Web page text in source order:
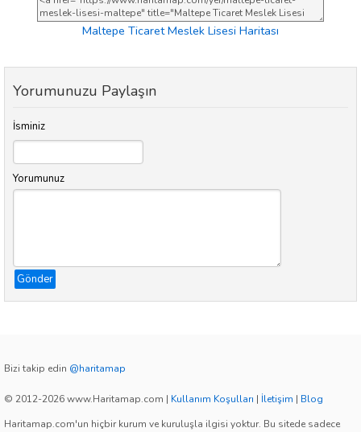
Maltepe Ticaret Meslek Lisesi Haritası
Yorumunuzu Paylaşın
İsminiz
Yorumunuz
Gönder
Bizi takip edin @haritamap
© 2012-2026 www.Haritamap.com | Kullanım Koşulları | İletişim | Blog
Haritamap.com'un hiçbir kurum ve kuruluşla ilgisi yoktur. Bu sitede sadece